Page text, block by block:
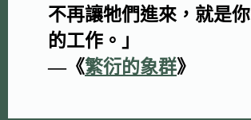
不再讓牠們進來，就是你
的工作。 」
—《繁衍的象群》